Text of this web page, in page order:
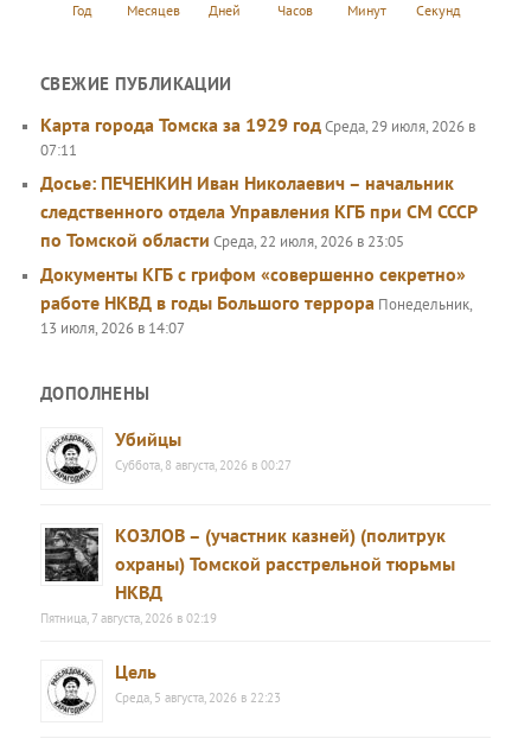
Год Месяцев Дней Часов Минут Секунд
СВЕЖИЕ ПУБЛИКАЦИИ
Карта города Томска за 1929 годСреда, 29 июля, 2026 в
07:11
Досье: ПЕЧЕНКИН Иван Николаевич – начальник
следственного отдела Управления КГБ при СМ СССР
по Томской области Среда, 22 июля, 2026 в 23:05
Документы КГБ с грифом «совершенно секретно»
работе НКВД в годы Большого террора Понедельник,
13 июля, 2026 в 14:07
ДОПОЛНЕНЫ
Убийцы
Суббота, 8 августа, 2026 в 00:27
КОЗЛОВ – (участник казней) (политрук
охраны) Томской расстрельной тюрьмы
НКВД
Пятница, 7 августа, 2026 в 02:19
Цель
Среда, 5 августа, 2026 в 22:23